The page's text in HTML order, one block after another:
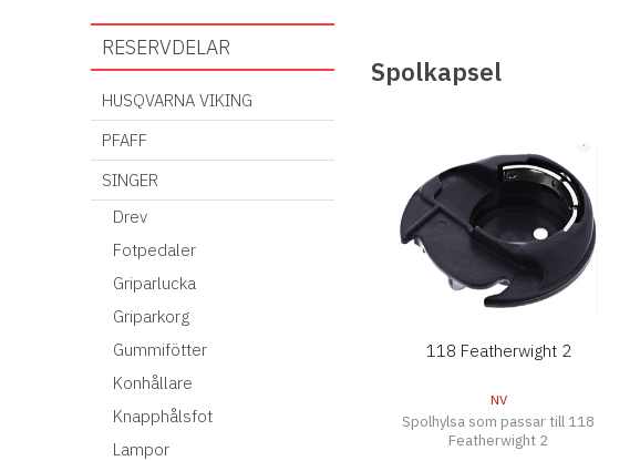
RESERVDELAR
HUSQVARNA VIKING
PFAFF
SINGER
Drev
Fotpedaler
Griparlucka
Griparkorg
Gummifötter
Konhållare
Knapphålsfot
Lampor
Spolkapsel
118 Featherwight 2
NV
Spolhylsa som passar till 118
Featherwight 2